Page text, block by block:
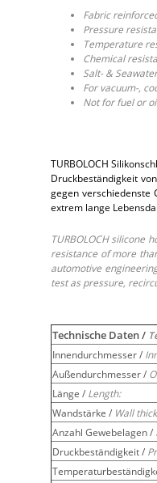
Fabric
Pressure
Temperature
Chemical
Salt- &
For vacuum-,
Not for fuel or
TURBOLOCH
Druckbeständigkeit
gegen verschiedenste
extrem lange
TURBOLOCH
resistance of more
automotive
test as pressure,
Technische Daten /
Innendurchmesser /
Außendurchmesser /
Länge / Length:
Wandstärke / Wall
Anzahl Gewebelagen /
Druckbeständigkeit /